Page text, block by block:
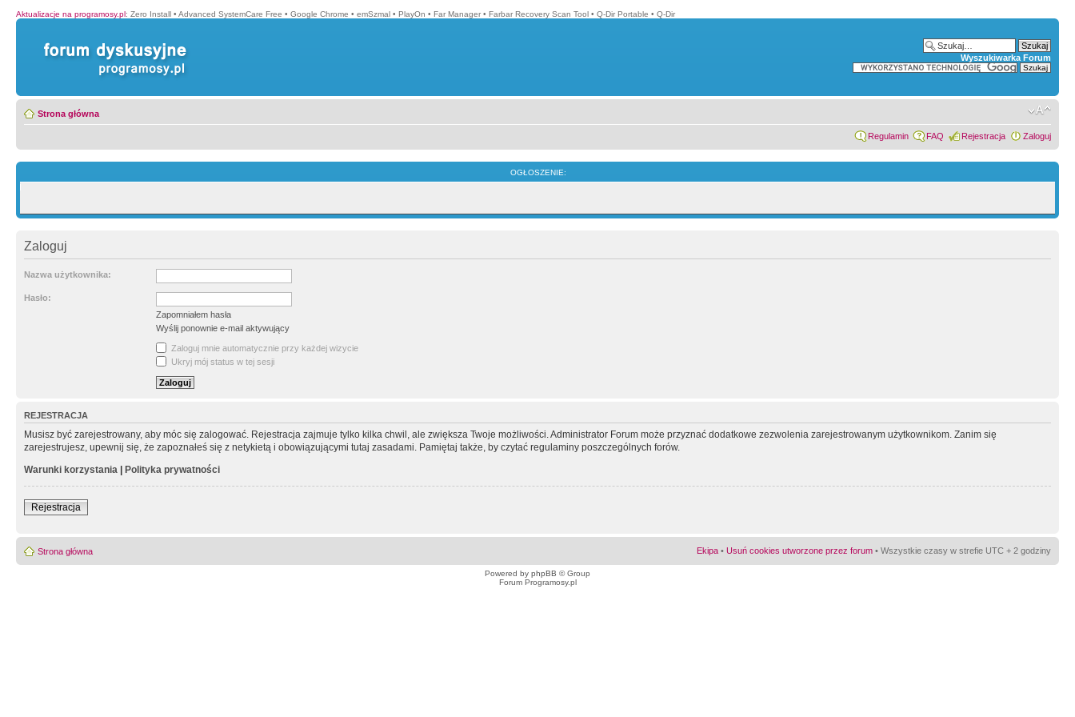
Aktualizacje na programosy.pl: Zero Install • Advanced SystemCare Free • Google Chrome • emSzmal • PlayOn • Far Manager • Farbar Recovery Scan Tool • Q-Dir Portable • Q-Dir
Wyszukiwarka Forum
Strona główna
Regulamin FAQ Rejestracja Zaloguj
OGŁOSZENIE:
Zaloguj
Nazwa użytkownika:
Hasło:
Zapomniałem hasła
Wyślij ponownie e-mail aktywujący
Zaloguj mnie automatycznie przy każdej wizycie
Ukryj mój status w tej sesji
REJESTRACJA
Musisz być zarejestrowany, aby móc się zalogować. Rejestracja zajmuje tylko kilka chwil, ale zwiększa Twoje możliwości. Administrator Forum może przyznać dodatkowe zezwolenia zarejestrowanym użytkownikom. Zanim się
zarejestrujesz, upewnij się, że zapoznałeś się z netykietą i obowiązującymi tutaj zasadami. Pamiętaj także, by czytać regulaminy poszczególnych forów.
Warunki korzystania | Polityka prywatności
Rejestracja
Strona główna Ekipa • Usuń cookies utworzone przez forum • Wszystkie czasy w strefie UTC + 2 godziny
Powered by phpBB © Group
Forum Programosy.pl